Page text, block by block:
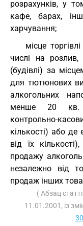
розрахунків, у
кафе, барах,
харчування;
місце
числі на
(будівлі) за
для тютюнових
алкогольних
менше 20 кв.
контрольно-
кількості) або де
від їх
продажу
незалежно від
продаж інших
( Абзац
11.01.2001, із